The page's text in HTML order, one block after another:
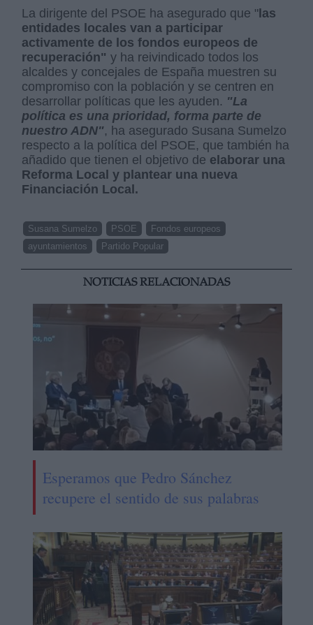
La dirigente del PSOE ha asegurado que " las
entidades locales van a participar
activamente de los fondos europeos de
recuperación" y ha reivindicado todos los
alcaldes y concejales de España muestren su
compromiso con la población y se centren en
desarrollar políticas que les ayuden. "La
política es una prioridad, forma parte de
nuestro ADN", ha asegurado Susana Sumelzo
respecto a la política del PSOE, que también ha
añadido que tienen el objetivo de elaborar una
Reforma Local y plantear una nueva
Financiación Local.
Susana Sumelzo PSOE
Fondos europeos
ayuntamientos
Partido Popular
NOTICIAS RELACIONADAS
Esperamos que Pedro Sánchez
recupere el sentido de sus palabras